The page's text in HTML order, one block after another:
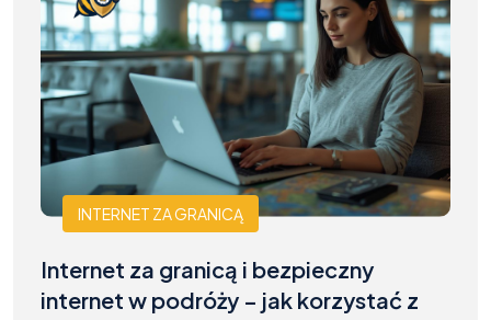
INTERNET ZA GRANICĄ
Internet za granicą i bezpieczny
internet w podróży – jak korzystać z